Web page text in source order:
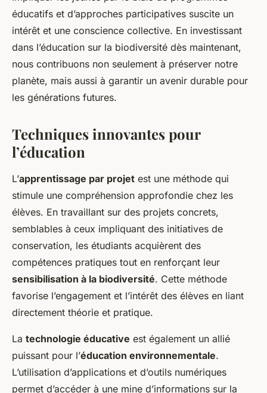
éducatifs et d’approches participatives suscite un
intérêt et une conscience collective. En investissant
dans l’éducation sur la biodiversité dès maintenant,
nous contribuons non seulement à préserver notre
planète, mais aussi à garantir un avenir durable pour
les générations futures.
Techniques innovantes pour
l’éducation
L’apprentissage par projet est une méthode qui
stimule une compréhension approfondie chez les
élèves. En travaillant sur des projets concrets,
semblables à ceux impliquant des initiatives de
conservation, les étudiants acquièrent des
compétences pratiques tout en renforçant leur
sensibilisation à la biodiversité. Cette méthode
favorise l’engagement et l’intérêt des élèves en liant
directement théorie et pratique.
La technologie éducative est également un allié
puissant pour l’éducation environnementale.
L’utilisation d’applications et d’outils numériques
permet d’accéder à une mine d’informations sur la